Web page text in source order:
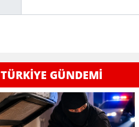
TÜRKİYE GÜNDEMİ